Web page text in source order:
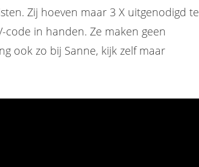
Zij hoeven maar 3 X uitgenodigd te
code in handen. Ze maken geen
ook zo bij Sanne, kijk zelf maar